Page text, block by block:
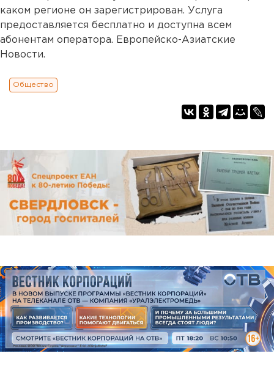
каком регионе он зарегистрирован. Услуга
предоставляется бесплатно и доступна всем
абонентам оператора. Европейско-Азиатские
Новости.
Общество